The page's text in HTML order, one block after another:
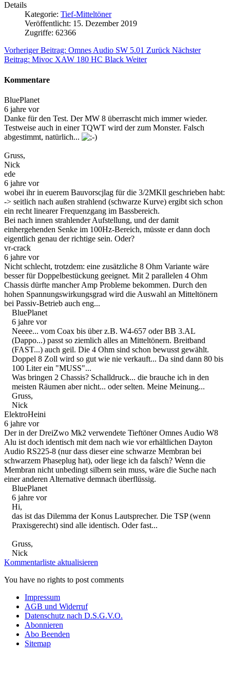
Details
Kategorie: Tief-Mitteltöner
Veröffentlicht: 15. Dezember 2019
Zugriffe: 62366
Vorheriger Beitrag: Omnes Audio SW 5.01 Zurück Nächster
Beitrag: Mivoc XAW 180 HC Black Weiter
Kommentare
BluePlanet
6 jahre vor
Danke für den Test. Der MW 8 überrascht mich immer wieder.
Testweise auch in einer TQWT wird der zum Monster. Falsch
abgestimmt, natürlich...
Gruss,
Nick
ede
6 jahre vor
wobei ihr in euerem Bauvorscjlag für die 3/2MKll geschrieben habt:
-> seitlich nach außen strahlend (schwarze Kurve) ergibt sich schon
ein recht linearer Frequenzgang im Bassbereich.
Bei nach innen strahlender Aufstellung, und der damit
einhergehenden Senke im 100Hz-Bereich, müsste er dann doch
eigentlich genau der richtige sein. Oder?
vr-crack
6 jahre vor
Nicht schlecht, trotzdem: eine zusätzliche 8 Ohm Variante wäre
besser für Doppelbestückung geeignet. Mit 2 parallelen 4 Ohm
Chassis dürfte mancher Amp Probleme bekommen. Durch den
hohen Spannungswirkungsgrad wird die Auswahl an Mitteltönern
bei Passiv-Betrieb auch eng...
BluePlanet
6 jahre vor
Neeee... vom Coax bis über z.B. W4-657 oder BB 3.AL
(Dappo...) passt so ziemlich alles an Mitteltönern. Breitband
(FAST...) auch geil. Die 4 Ohm sind schon bewusst gewählt.
Doppel 8 Zoll wird so gut wie nie verkauft... Da sind dann 80 bis
100 Liter ein "MUSS"...
Was bringen 2 Chassis? Schalldruck... die brauche ich in den
meisten Räumen aber nicht... oder selten. Meine Meinung...
Gruss,
Nick
ElektroHeini
6 jahre vor
Der in der DreiZwo Mk2 verwendete Tieftöner Omnes Audio W8
Alu ist doch identisch mit dem nach wie vor erhältlichen Dayton
Audio RS225-8 (nur dass dieser eine schwarze Membran bei
schwarzem Phaseplug hat), oder liege ich da falsch? Wenn die
Membran nicht unbedingt silbern sein muss, wäre die Suche nach
einer anderen Alternative demnach überflüssig.
BluePlanet
6 jahre vor
Hi,
das ist das Dilemma der Konus Lautsprecher. Die TSP (wenn
Praxisgerecht) sind alle identisch. Oder fast...
Gruss,
Nick
Kommentarliste aktualisieren
You have no rights to post comments
Impressum
AGB und Widerruf
Datenschutz nach D.S.G.V.O.
Abonnieren
Abo Beenden
Sitemap